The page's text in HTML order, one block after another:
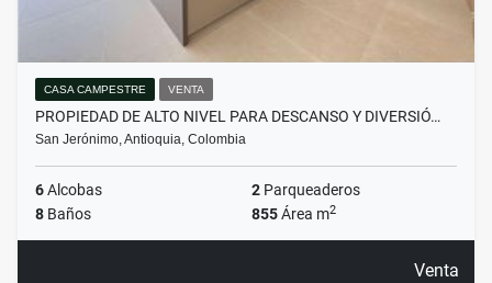
CASA CAMPESTRE VENTA
PROPIEDAD DE ALTO NIVEL PARA DESCANSO Y DIVERSIÓ…
San Jerónimo, Antioquia, Colombia
6Alcobas 2 Parqueaderos
8 Baños 855Área m2
Venta